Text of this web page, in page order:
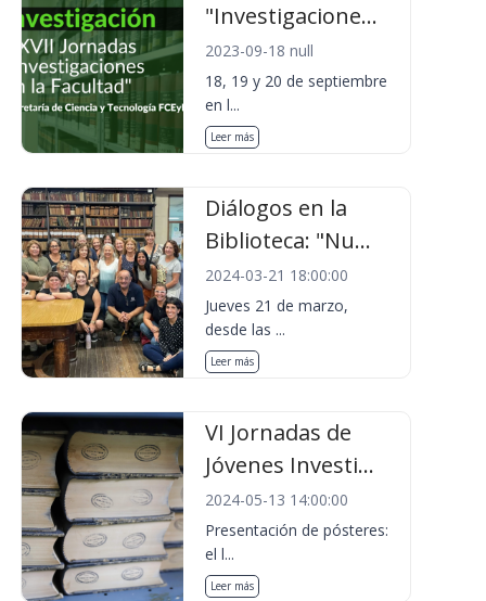
"Investigacione...
2023-09-18 null
18, 19 y 20 de septiembre
en l...
Leer más
Diálogos en la
Biblioteca: "Nu...
2024-03-21 18:00:00
Jueves 21 de marzo,
desde las ...
Leer más
VI Jornadas de
Jóvenes Investi...
2024-05-13 14:00:00
Presentación de pósteres:
el l...
Leer más